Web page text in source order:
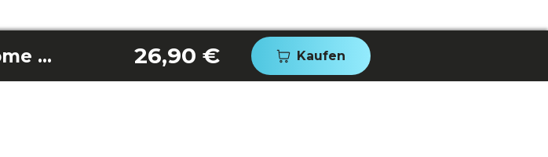
Conga Carpetclean 10000 Easy Home Saugrohr 26,90 € Kaufen